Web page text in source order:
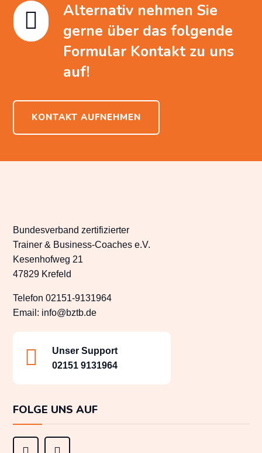

Alternativ nehmen Sie
gerne über das folgende
Formular Kontakt zu uns
auf!
KONTAKT AUFNEHMEN
Bundesverband zertifizierter
Trainer & Business-Coaches e.V.
Kesenhofweg 21
47829 Krefeld
Telefon 02151-9131964
Email: info@bztb.de

Unser Support
02151 9131964
FOLGE UNS AUF